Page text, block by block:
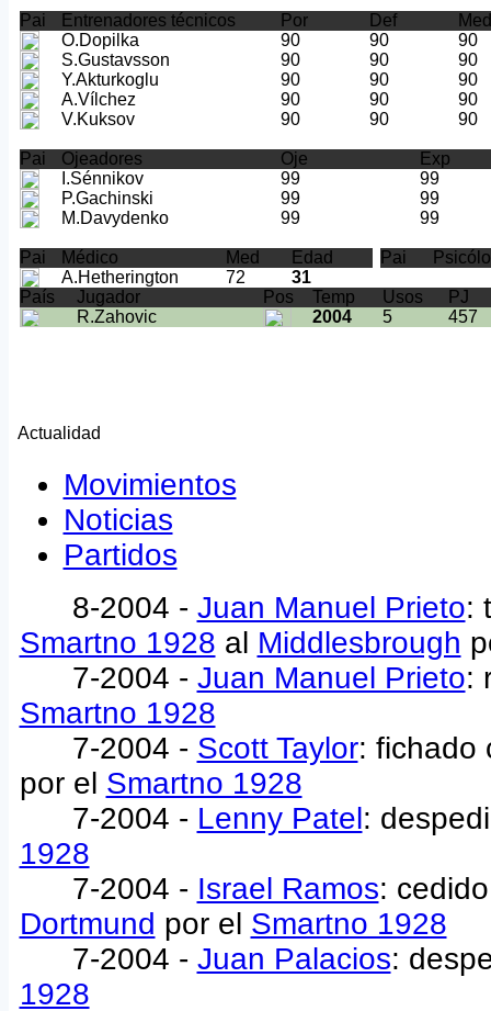
Pai Entrenadores técnicos Por Def
Med
O.Dopilka
90 90
90
S.Gustavsson
90 90
90
Y.Akturkoglu
90 90
90
A.Vílchez
90 90
90
V.Kuksov
90 90 90
Pai Ojeadores Oje
Exp
I.Sénnikov
99
99
P.Gachinski
99
99
M.Davydenko
99 99
Pai Médico Med Edad Pai
A.Hetherington
72
31
País
Jugador Pos Temp Usos
PJ
R.Zahovic
2004 5 457
Actualidad
Movimientos
Noticias
Partidos
8-2004 - Juan Manuel Prieto:
Smartno 1928 al Middlesbrough
7-2004 - Juan Manuel Prieto:
Smartno 1928
7-2004 - Scott Taylor: fichado
por el Smartno 1928
7-2004 - Lenny Patel:
1928
7-2004 - Israel Ramos:
Dortmund por el Smartno 1928
7-2004 - Juan Palacios:
1928